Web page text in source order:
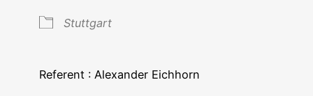
Stutt­gart
Refe­rent : Alex­an­der Eichhorn